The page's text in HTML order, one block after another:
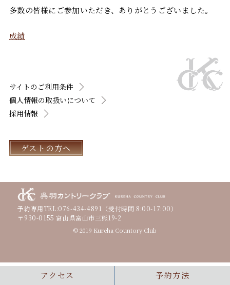
多数の皆様にご参加いただき、ありがとうございました。
成績
サイトのご利用条件
個人情報の取扱いについて
採用情報
ゲストの方へ
予約専用TEL:076-434-4891 （受付時間 8:00-17:00）
〒930-0155 富山県富山市三熊19-2
© 2019 Kureha Countory Club
アクセス 予約方法